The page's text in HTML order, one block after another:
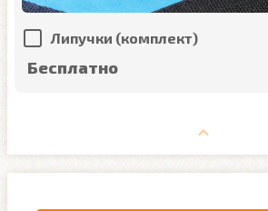
Липучки (комплект)
Бесплатно